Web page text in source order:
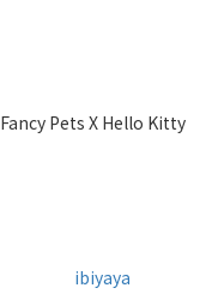
Fancy Pets X Hello Kitty